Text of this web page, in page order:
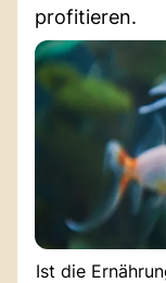
profitieren.
Ist die